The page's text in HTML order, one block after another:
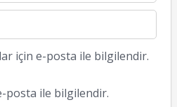
için e-posta ile bilgilendir.
posta ile bilgilendir.